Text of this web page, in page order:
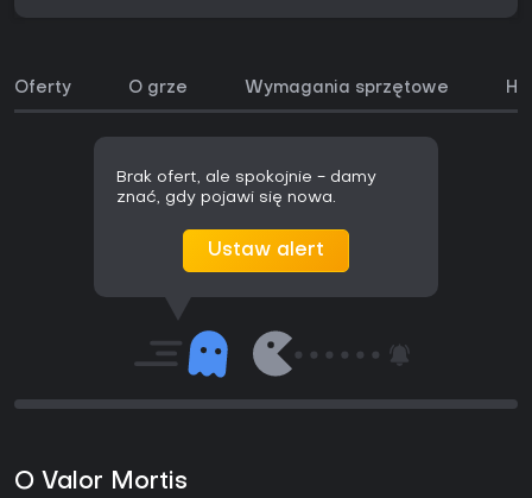
Oferty O grze Wymagania sprzętowe
Brak ofert, ale spokojnie - damy
znać, gdy pojawi się nowa.
Ustaw alert
O Valor Mortis